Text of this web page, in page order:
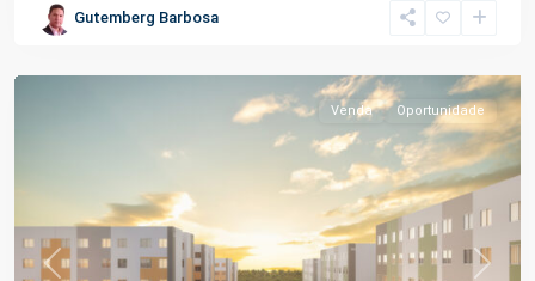
Gutemberg Barbosa
Negra,
Previous Next
Venda Oportunidade